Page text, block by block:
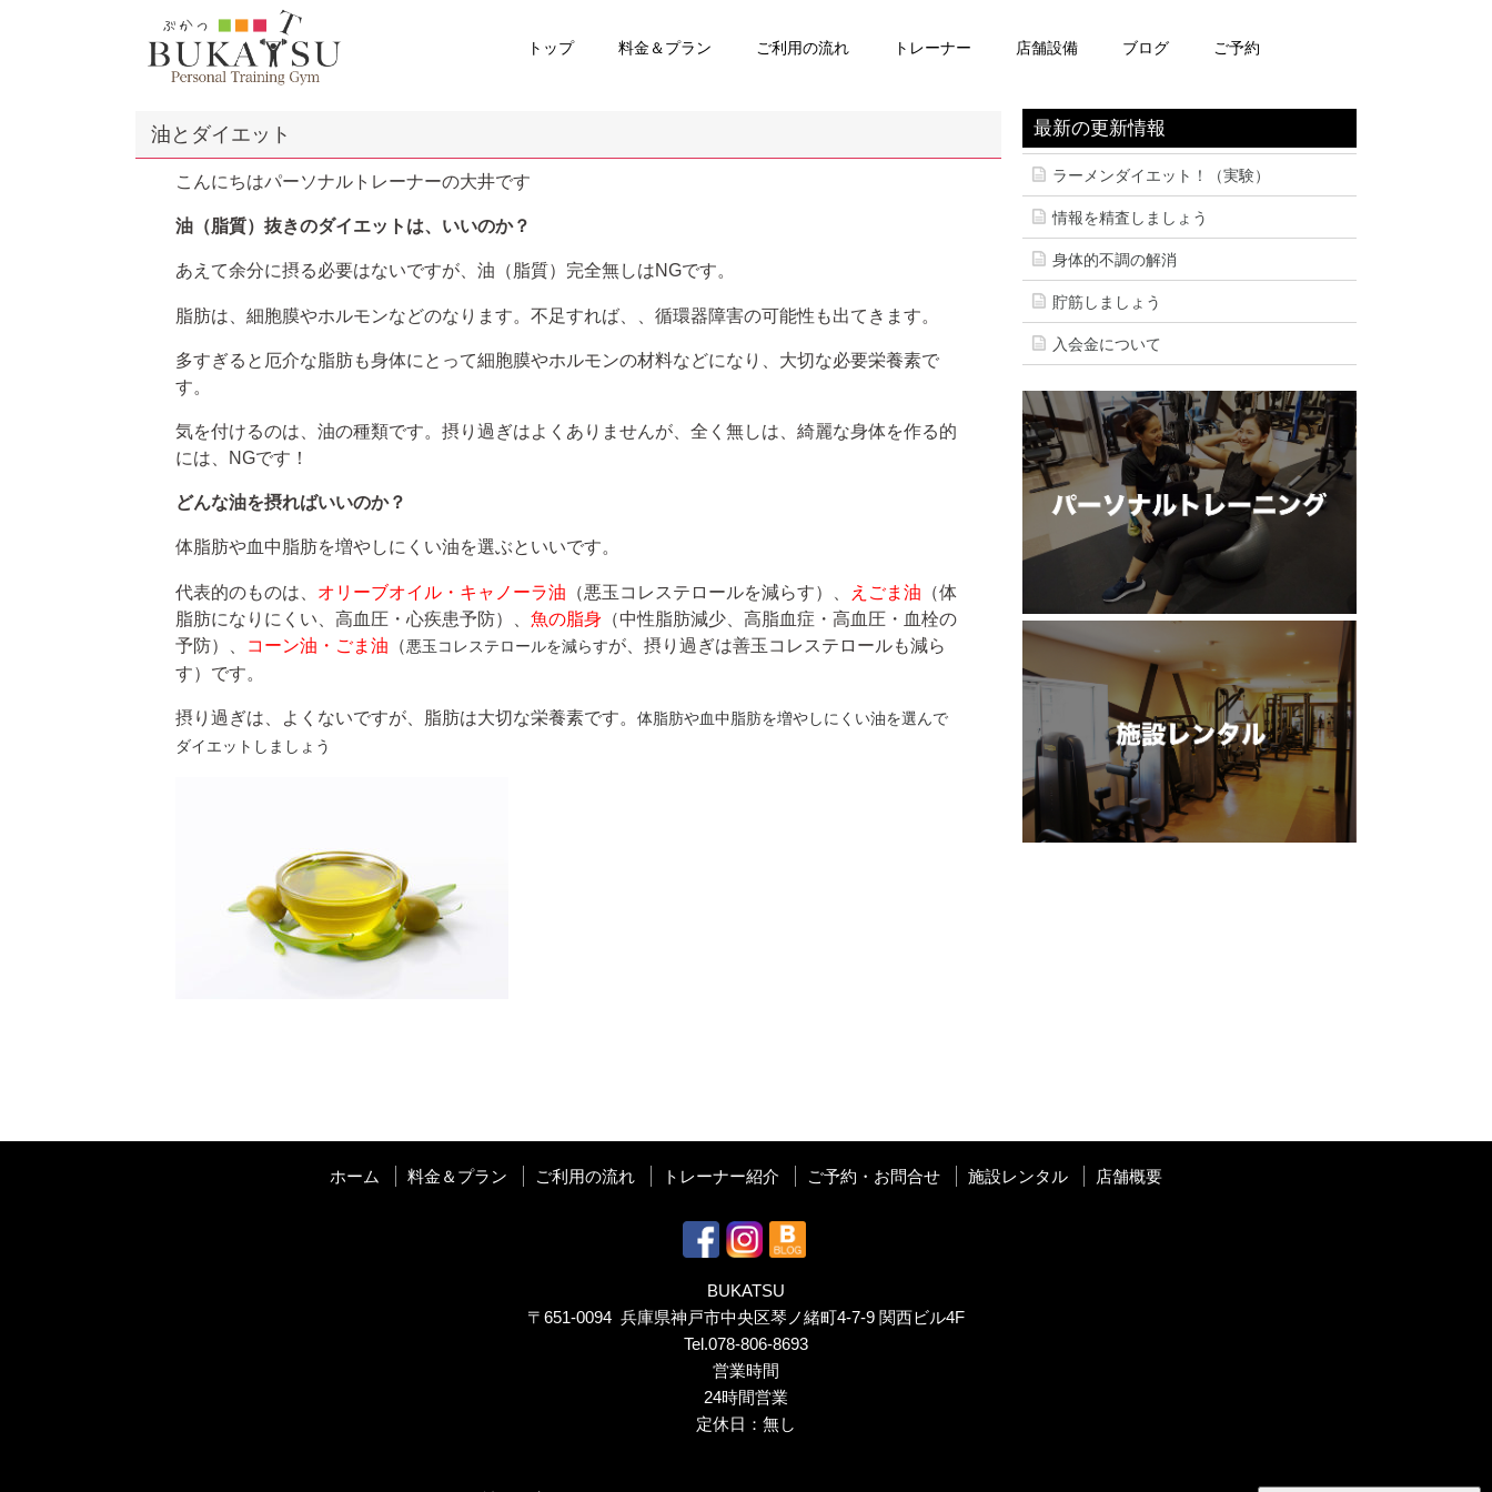
トップ 料金＆プラン ご利用の流れ トレーナー 店舗設備 ブログ ご予約
油とダイエット
こんにちはパーソナルトレーナーの大井です
油（脂質）抜きのダイエットは、いいのか？
あえて余分に摂る必要はないですが、油（脂質）完全無しはNGです。
脂肪は、細胞膜やホルモンなどのなります。不足すれば、、循環器障害の可能性も出てきます。
多すぎると厄介な脂肪も身体にとって細胞膜やホルモンの材料などになり、大切な必要栄養素で
す。
気を付けるのは、油の種類です。摂り過ぎはよくありませんが、全く無しは、綺麗な身体を作る的
には、NGです！
どんな油を摂ればいいのか？
体脂肪や血中脂肪を増やしにくい油を選ぶといいです。
代表的のものは、 オリーブオイル・キャノーラ油 （悪玉コレステロールを減らす）、 えごま油 （体
脂肪になりにくい、高血圧・心疾患予防）、魚の脂身 （中性脂肪減少、高脂血症・高血圧・血栓の
予防）、
コーン油・ごま油 （悪玉コレステロールを減らすが、摂り過ぎは善玉コレステロールも減ら
す）です。
摂り過ぎは、よくないですが、脂肪は大切な栄養素です。体脂肪や血中脂肪を増やしにくい油を選んで
ダイエットしましょう
最新の更新情報
ラーメンダイエット！（実験）
情報を精査しましょう
身体的不調の解消
貯筋しましょう
入会金について
ホーム 料金＆プラン ご利用の流れ トレーナー紹介 ご予約・お問合せ 施設レンタル 店舗概要
BUKATSU
〒651-0094 兵庫県神戸市中央区琴ノ緒町4-7-9 関西ビル4F
Tel.078-806-8693
営業時間
24時間営業
定休日：無し